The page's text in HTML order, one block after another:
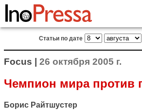
Статьи по дате
Focus | 26 октября 2005 г.
Чемпион мира против
Борис Райтшустер